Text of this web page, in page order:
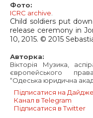
Фото:
ICRC archive
Child soldiers put
release ceremony in
10, 2015. © 2015
Авторка:
Вікторія Музика,
європейського
“Одеська юридична
Підписатися на
Канал в Telegram
Підписатися в Twitter